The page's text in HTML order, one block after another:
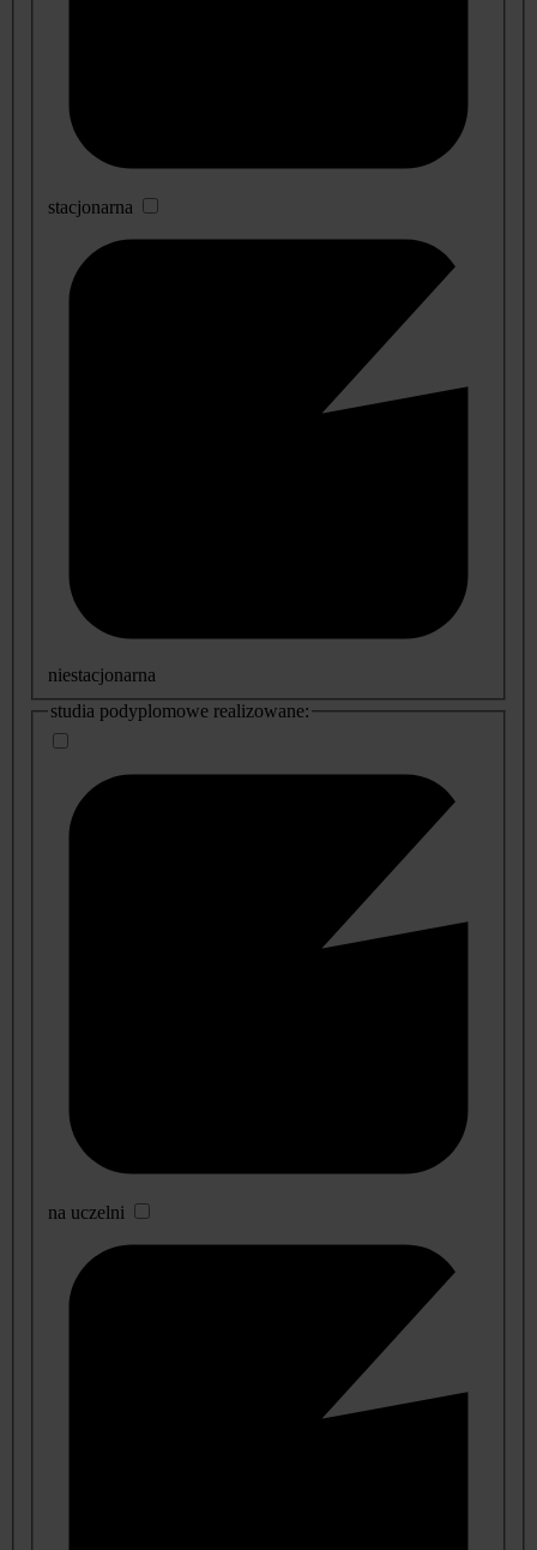
stacjonarna
niestacjonarna
studia podyplomowe realizowane:
na uczelni